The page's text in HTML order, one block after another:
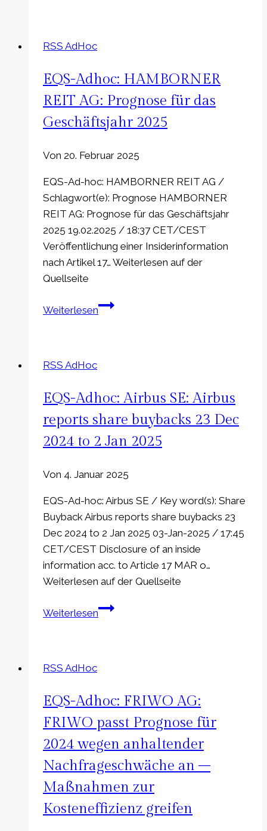
Sonova
erzielt
Marktanteilsgewinne
in
Geschäftsbereichen
und
kündigt
bevorstehenden
CEO-
Wechsel
an
RSS AdHoc
EQS-Adhoc: HAMBORNER
REIT AG: Prognose für das
Geschäftsjahr 2025
Von 20. Februar 2025
EQS-Ad-hoc: HAMBORNER REIT AG /
Schlagwort(e): Prognose HAMBORNER
REIT AG: Prognose für das Geschäftsjahr
2025 19.02.2025 / 18:37 CET/CEST
Veröffentlichung einer Insiderinformation
nach Artikel 17… Weiterlesen auf der
Quellseite
WeiterlesenEQS-
für
das
Geschäftsjahr
2025
RSS AdHoc
EQS-Adhoc: Airbus SE: Airbus
reports share buybacks 23 Dec
2024 to 2 Jan 2025
Von 4. Januar 2025
EQS-Ad-hoc: Airbus SE / Key word(s): Share
Buyback Airbus reports share buybacks 23
Dec 2024 to 2 Jan 2025 03-Jan-2025 / 17:45
CET/CEST Disclosure of an inside
information acc. to Article 17 MAR o…
Weiterlesen auf der Quellseite
WeiterlesenEQS-
share
buybacks
Dec
2024
to
2
Jan
RSS AdHoc
EQS-Adhoc: FRIWO AG:
FRIWO passt Prognose für
2024 wegen anhaltender
Nachfrageschwäche an –
Maßnahmen zur
Kosteneffizienz greifen